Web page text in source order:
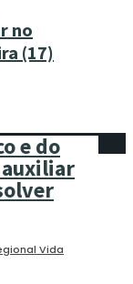
no
(17)
e do
Vida